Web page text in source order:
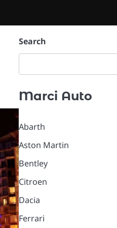
Search
Marci Auto
Abarth
Aston Martin
Bentley
Citroen
Dacia
Ferrari